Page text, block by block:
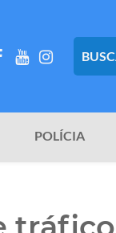
POLÍCIA